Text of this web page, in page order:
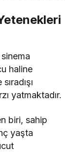
haline
yatmaktadır.
biri, sahip
yaşta